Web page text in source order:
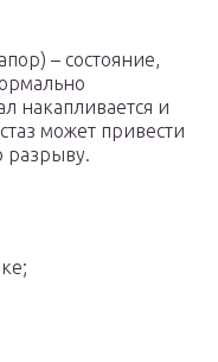
– состояние,
накапливается и
может привести
разрыву.